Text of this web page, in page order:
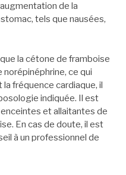
de la
tels que nausées,
la cétone de framboise
ce qui
fréquence cardiaque, il
indiquée. Il est
et allaitantes de
En cas de doute, il est
à un professionnel de